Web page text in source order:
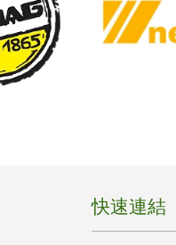
快速連結